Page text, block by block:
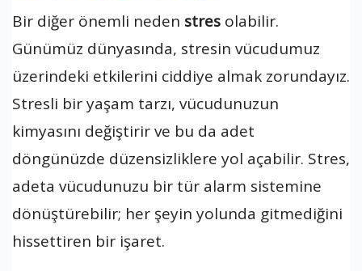
Bir diğer önemli neden stres olabilir.
Günümüz dünyasında, stresin vücudumuz
üzerindeki etkilerini ciddiye almak zorundayız.
Stresli bir yaşam tarzı, vücudunuzun
kimyasını değiştirir ve bu da adet
döngünüzde düzensizliklere yol açabilir. Stres,
adeta vücudunuzu bir tür alarm sistemine
dönüştürebilir; her şeyin yolunda gitmediğini
hissettiren bir işaret.